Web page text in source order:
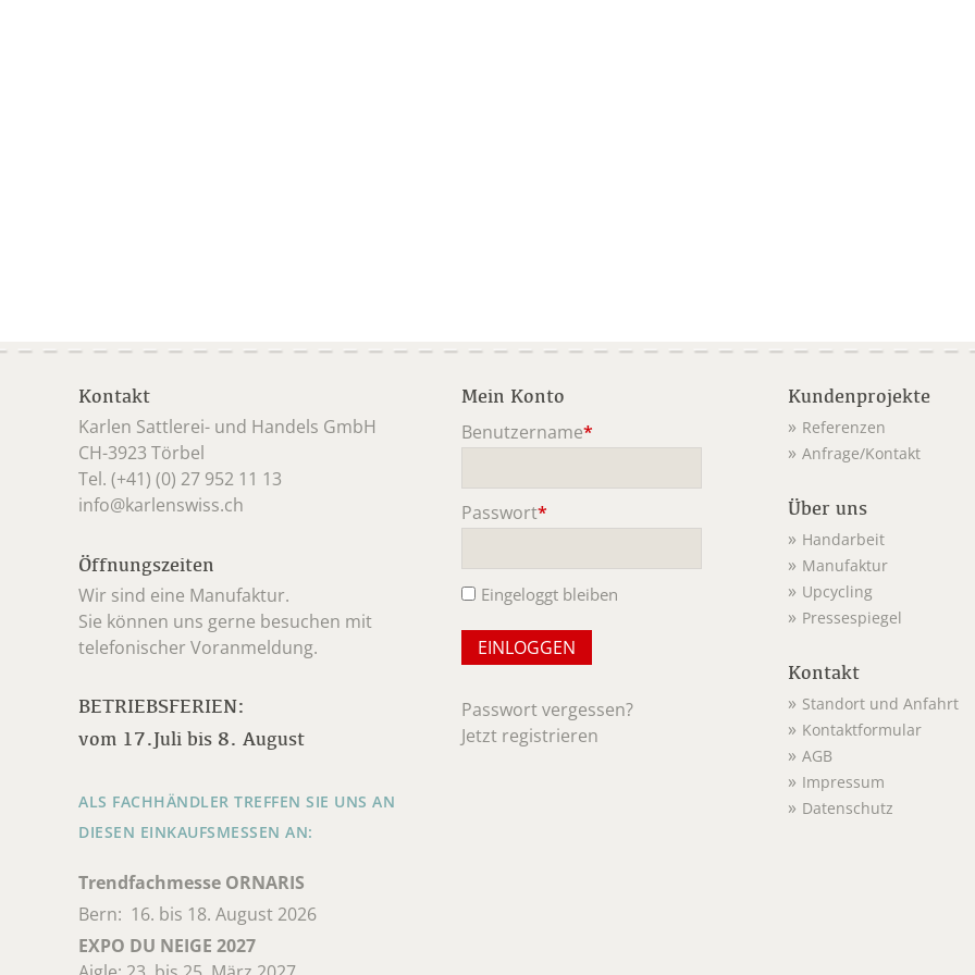
Kontakt
Karlen Sattlerei- und Handels GmbH
CH-3923 Törbel
Tel. (+41) (0) 27 952 11 13
info@karlenswiss.ch
Öffnungszeiten
Wir sind eine Manufaktur.
Sie können uns gerne besuchen mit
telefonischer Voranmeldung.
BETRIEBSFERIEN:
vom 17.Juli bis 8. August
ALS FACHHÄNDLER TREFFEN SIE UNS AN
DIESEN EINKAUFSMESSEN AN:
Trendfachmesse ORNARIS
Bern: 16. bis 18. August 2026
EXPO DU NEIGE 2027
Mein Konto
Benutzername*
Passwort*
Eingeloggt bleiben
Passwort vergessen?
Jetzt registrieren
Kundenprojekte
Referenzen
Anfrage/Kontakt
Über uns
Handarbeit
Manufaktur
Upcycling
Pressespiegel
Kontakt
Standort und Anfahrt
Kontaktformular
AGB
Impressum
Datenschutz